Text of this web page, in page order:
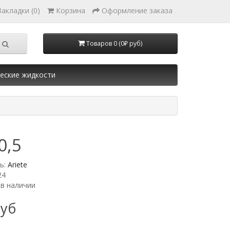
(0) Корзина Оформление заказа
Товаров 0 (0₽ руб)
жидкости
Ariete
наличии